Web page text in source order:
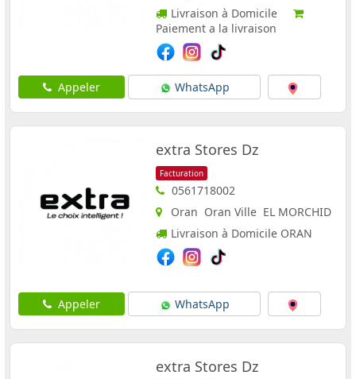
Livraison à Domicile
Paiement a la livraison
Appeler WhatsApp
extra Stores Dz
Facturation
0561718002
Oran Oran Ville EL MORCHID
Livraison à Domicile ORAN
Appeler WhatsApp
extra Stores Dz